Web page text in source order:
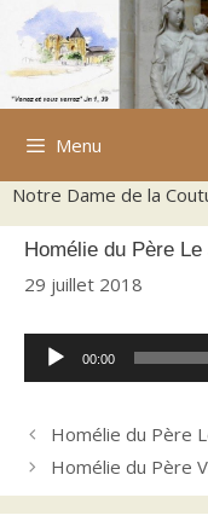
Aller
contenu
Menu
Notre Dame de la
Homélie du Père Le
29 juillet 2018
Lecteur
audio
00:00
Homélie du Père
Homélie du Père